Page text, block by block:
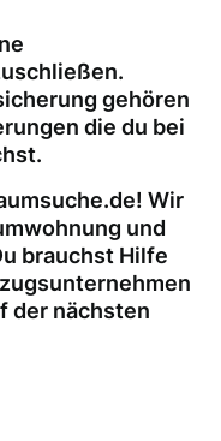
gehören
die du bei
Wir
und
brauchst Hilfe
der nächsten